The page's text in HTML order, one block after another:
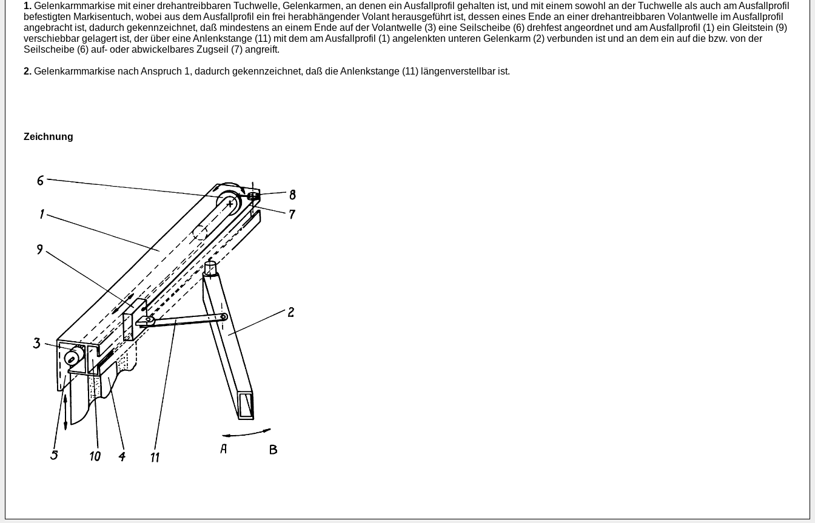
1. Gelenkarmmarkise mit einer drehantreibbaren Tuchwelle, Gelenkarmen, an denen ein Ausfallprofil gehalten ist, und mit einem sowohl an der Tuchwelle als auch am Ausfallprofil
befestigten Markisentuch, wobei aus dem Ausfallprofil ein frei herabhängender Volant herausgeführt ist, dessen eines Ende an einer drehantreibbaren Volantwelle im Ausfallprofil
angebracht ist, dadurch gekennzeichnet, daß mindestens an einem Ende auf der Volantwelle (3) eine Seilscheibe (6) drehfest angeordnet und am Ausfallprofil (1) ein Gleitstein (9)
verschiebbar gelagert ist, der über eine Anlenkstange (11) mit dem am Ausfallprofil (1) angelenkten unteren Gelenkarm (2) verbunden ist und an dem ein auf die bzw. von der
Seilscheibe (6) auf- oder abwickelbares Zugseil (7) angreift.
2. Gelenkarmmarkise nach Anspruch 1, dadurch gekennzeichnet, daß die Anlenkstange (11) längenverstellbar ist.
Zeichnung